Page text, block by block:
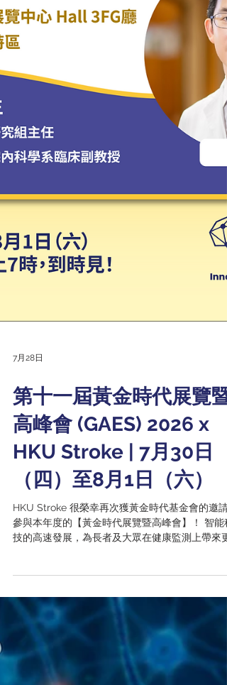
7月28日
第十一屆黃金時代展覽暨
高峰會 (GAES) 2026 x
HKU Stroke | 7月30日
（四）至8月1日（六）
HKU Stroke 很榮幸再次獲黃金時代基金會的邀請
研究，冀能以創新的科技力量，為中風的預防和管
理帶來切實的改變，從而為中風患者及照顧者謀求
最大的方便和支援。 HKU Stroke 將於展位內舉行
多項活動和新科技的展示，讓大家以不同角度了解
有關中風的資訊。 活動包括： ✅ 有關預防中風的
訊展示 ✅ 免費健康檢查 ✅ 免費中風風險測試及健